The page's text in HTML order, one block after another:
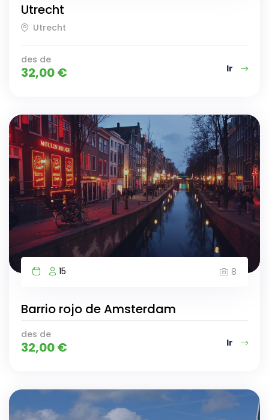
Utrecht
Utrecht
des de
32,00€ Ir
15 8
Barrio rojo de Amsterdam
des de
32,00€ Ir